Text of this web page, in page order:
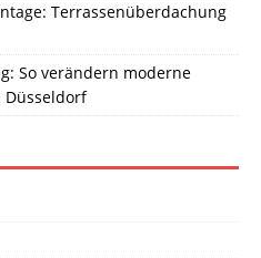
Terrassenüberdachung
So verändern moderne
Düsseldorf